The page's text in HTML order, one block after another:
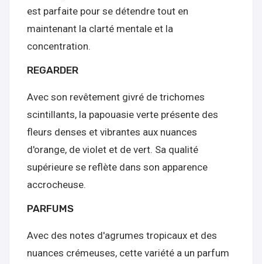
est parfaite pour se détendre tout en
maintenant la clarté mentale et la
concentration.
REGARDER
Avec son revêtement givré de trichomes
scintillants, la papouasie verte présente des
fleurs denses et vibrantes aux nuances
d'orange, de violet et de vert. Sa qualité
supérieure se reflète dans son apparence
accrocheuse.
PARFUMS
Avec des notes d'agrumes tropicaux et des
nuances crémeuses, cette variété a un parfum